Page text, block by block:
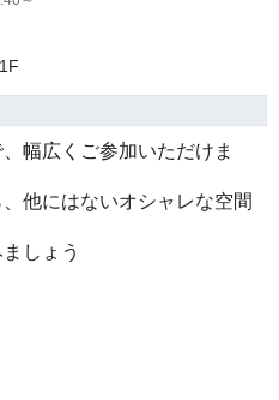
幅広くご参加いただけま
他にはないオシャレな空間
しょう